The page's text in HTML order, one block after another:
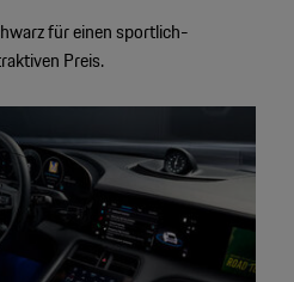
für einen sportlich-
Preis.